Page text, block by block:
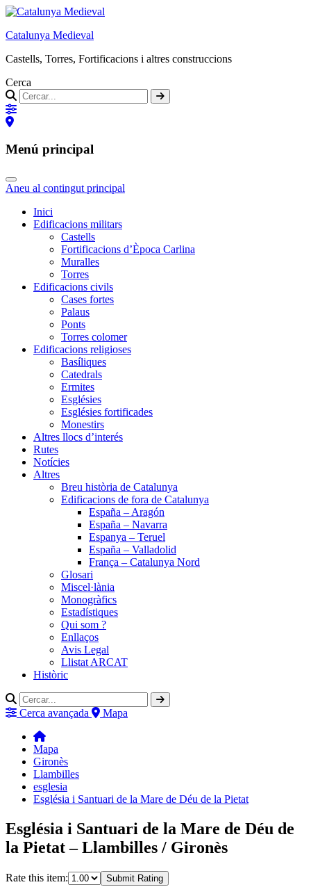
Catalunya Medieval
Castells, Torres, Fortificacions i altres construccions
Cerca
Menú principal
Aneu al contingut principal
Inici
Edificacions militars
Castells
Fortificacions d’Època Carlina
Muralles
Torres
Edificacions civils
Cases fortes
Palaus
Ponts
Torres colomer
Edificacions religioses
Basíliques
Catedrals
Ermites
Esglésies
Esglésies fortificades
Monestirs
Altres llocs d’interés
Rutes
Notícies
Altres
Breu història de Catalunya
Edificacions de fora de Catalunya
España – Aragón
España – Navarra
Espanya – Teruel
España – Valladolid
França – Catalunya Nord
Glosari
Miscel·lània
Monogràfics
Estadístiques
Qui som ?
Enllaços
Avis Legal
Llistat ARCAT
Històric
Cerca avançada Mapa
Mapa
Gironès
Llambilles
esglesia
Església i Santuari de la Mare de Déu de la Pietat
Església i Santuari de la Mare de Déu de
la Pietat – Llambilles / Gironès
Rate this item: Submit Rating